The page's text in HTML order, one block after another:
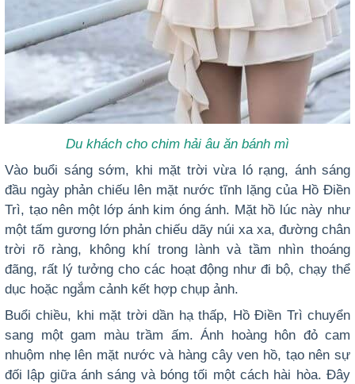
Du khách cho chim hải âu ăn bánh mì
Vào buổi sáng sớm, khi mặt trời vừa ló rạng, ánh sáng
đầu ngày phản chiếu lên mặt nước tĩnh lặng của Hồ Điền
Trì, tạo nên một lớp ánh kim óng ánh. Mặt hồ lúc này như
một tấm gương lớn phản chiếu dãy núi xa xa, đường chân
trời rõ ràng, không khí trong lành và tầm nhìn thoáng
đãng, rất lý tưởng cho các hoạt động như đi bộ, chạy thể
dục hoặc ngắm cảnh kết hợp chụp ảnh.
Buổi chiều, khi mặt trời dần hạ thấp, Hồ Điền Trì chuyển
sang một gam màu trầm ấm. Ánh hoàng hôn đỏ cam
nhuộm nhẹ lên mặt nước và hàng cây ven hồ, tạo nên sự
đối lập giữa ánh sáng và bóng tối một cách hài hòa. Đây